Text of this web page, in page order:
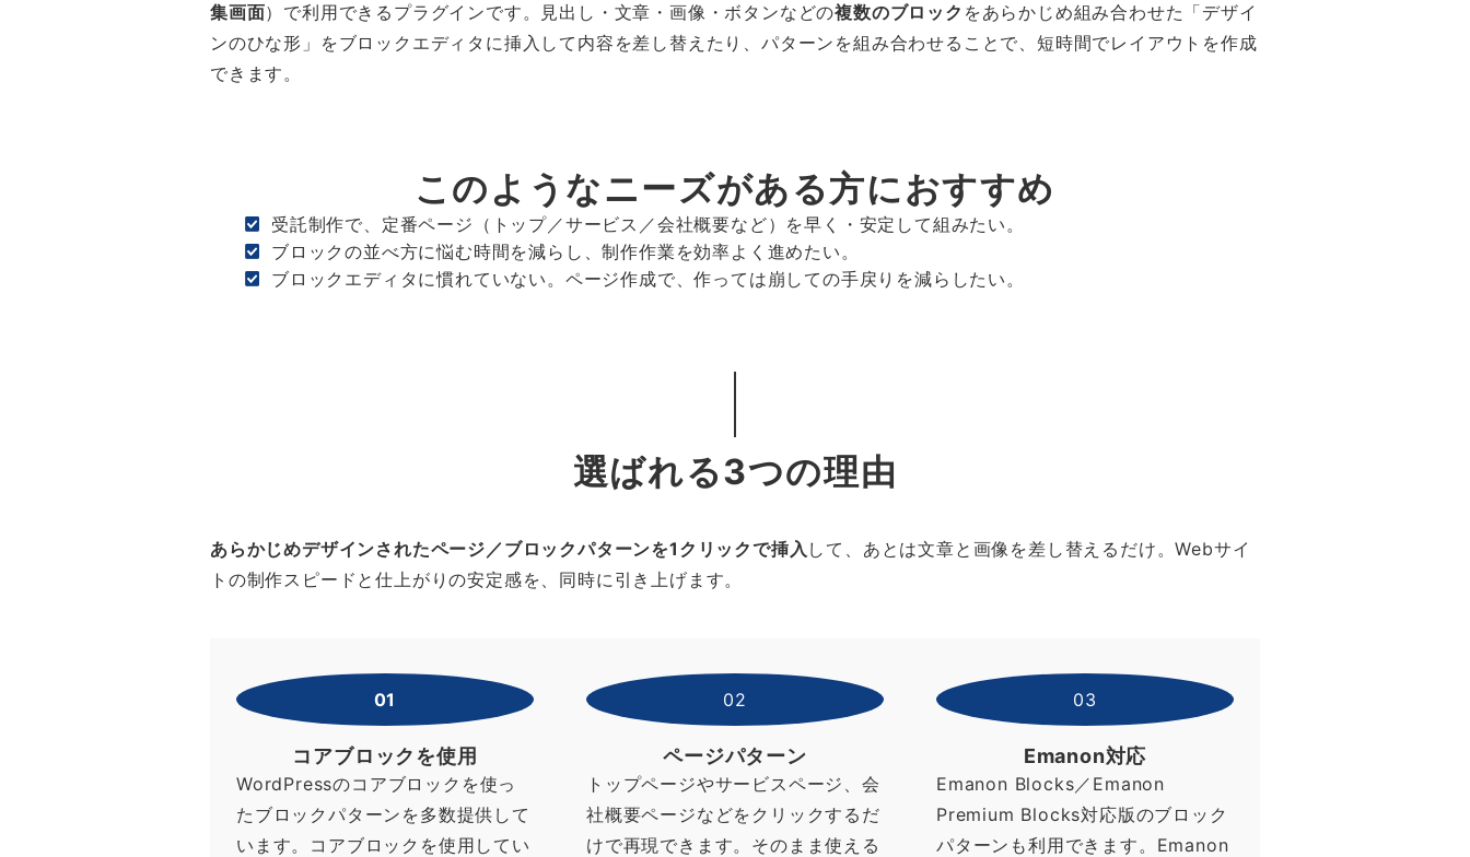
集画面）で利用できるプラグインです。見出し・文章・画像・ボタンなどの複数のブロック をあらかじめ組み合わせた「デザイ
ンのひな形」をブロックエディタに挿入して内容を差し替えたり、パターンを組み合わせることで、短時間でレイアウトを作成
できます。
このようなニーズがある方におすすめ
受託制作で、定番ページ（トップ／サービス／会社概要など）を早く・安定して組みたい。
ブロックの並べ方に悩む時間を減らし、制作作業を効率よく進めたい。
ブロックエディタに慣れていない。ページ作成で、作っては崩しての手戻りを減らしたい。
選ばれる3つの理由
あらかじめデザインされたページ／ブロックパターンを1クリックで挿入 して、あとは文章と画像を差し替えるだけ。Webサイ
トの制作スピードと仕上がりの安定感を、同時に引き上げます。
01
コアブロックを使用
WordPressのコアブロックを使っ
たブロックパターンを多数提供して
います。コアブロックを使用してい
02
ページパターン
トップページやサービスページ、会
社概要ページなどをクリックするだ
けで再現できます。そのまま使える
03
Emanon対応
Emanon Blocks／Emanon
Premium Blocks対応版のブロック
パターンも利用できます。Emanon